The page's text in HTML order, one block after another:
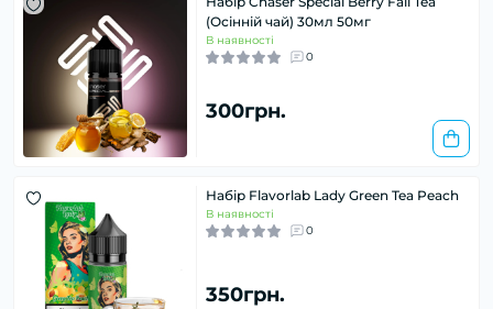
(Осінній чай) 30мл 50мг
В наявності
0
300грн.
Набір Flavorlab Lady Green Tea Peach
В наявності
0
350грн.